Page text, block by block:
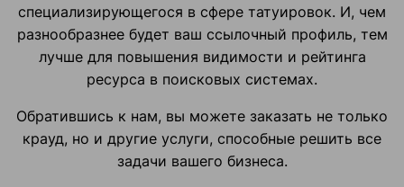
специализирующегося в сфере татуировок. И, чем
разнообразнее будет ваш ссылочный профиль, тем
лучше для повышения видимости и рейтинга
ресурса в поисковых системах.
Обратившись к нам, вы можете заказать не только
крауд, но и другие услуги, способные решить все
задачи вашего бизнеса.